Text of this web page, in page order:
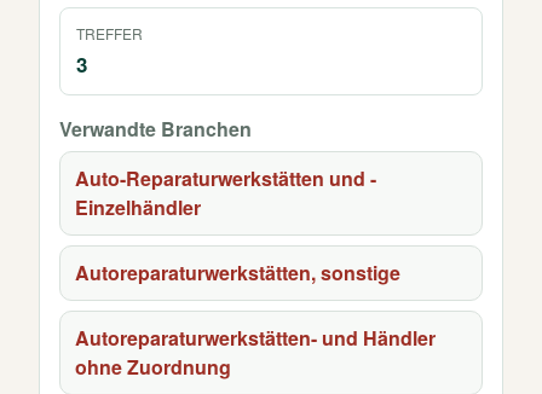
TREFFER
3
Verwandte Branchen
Auto-Reparaturwerkstätten und -
Einzelhändler
Autoreparaturwerkstätten, sonstige
Autoreparaturwerkstätten- und Händler
ohne Zuordnung